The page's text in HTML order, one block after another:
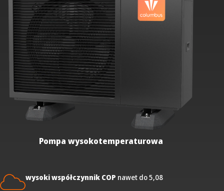
wysoki współczynnik COP nawet do 5,08
Pompa wysokotemperaturowa